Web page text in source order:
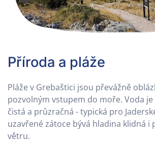
Příroda a pláže
Pláže v Grebaštici jsou převážně
pozvolným vstupem do moře. Voda
čistá a průzračná - typická pro
uzavřené zátoce bývá hladina klidná i
větru.